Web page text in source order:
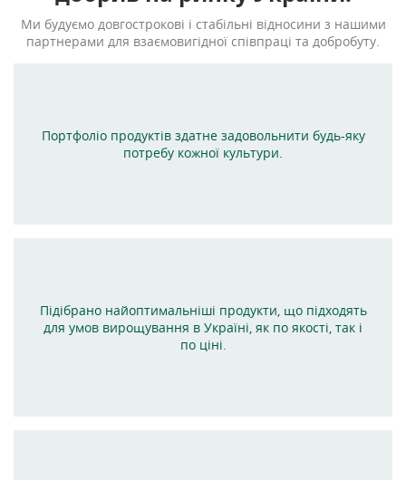
Ми будуємо довгостроковi i стабiльнi вiдносини з нашими
партнерами для взаємовигiдної співпраці та добробуту.
Портфоліо продуктів здатне задовольнити будь-яку
потребу кожної культури.
Підібрано найоптимальніші продукти, що підходять
для умов вирощування в Україні, як по якості, так і
по ціні.